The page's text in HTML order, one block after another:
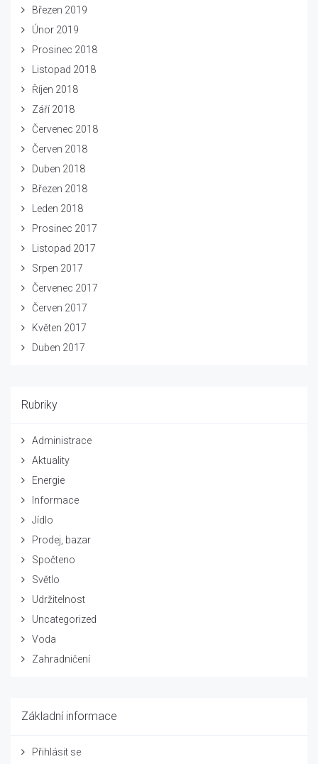
Březen 2019
Únor 2019
Prosinec 2018
Listopad 2018
Říjen 2018
Září 2018
Červenec 2018
Červen 2018
Duben 2018
Březen 2018
Leden 2018
Prosinec 2017
Listopad 2017
Srpen 2017
Červenec 2017
Červen 2017
Květen 2017
Duben 2017
Rubriky
Administrace
Aktuality
Energie
Informace
Jídlo
Prodej, bazar
Spočteno
Světlo
Udržitelnost
Uncategorized
Voda
Zahradničení
Základní informace
Přihlásit se